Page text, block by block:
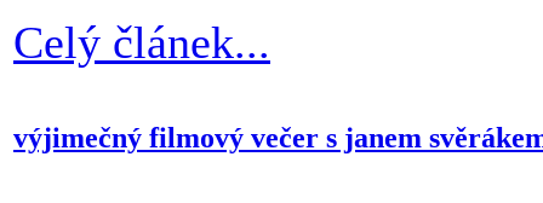
Celý článek...
výjimečný filmový večer s janem